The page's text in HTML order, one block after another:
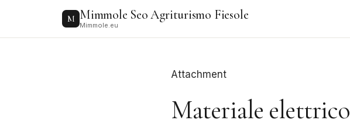
M Mimmole Seo Agriturismo Fiesole
Mimmole.eu
Attachment
Materiale elettrico